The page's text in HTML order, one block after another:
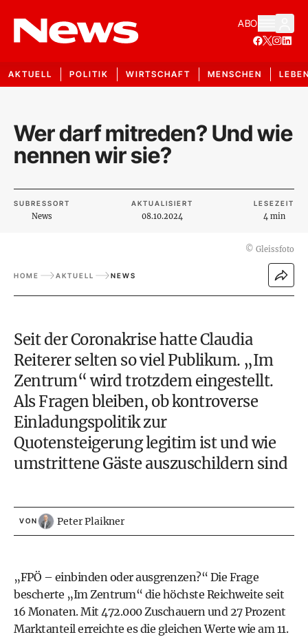
ABO
AKTUELL POLITIK WIRTSCHAFT MENSCHEN
Wer darf mitreden? Und wie
nennen wir sie?
SUBRESSORT
News
AKTUALISIERT
08.10.2024
LESEZEIT
4 min
© Gleissfoto
HOME AKTUELL NEWS
Seit der Coronakrise hatte Claudia
Reiterer selten so viel Publikum. „Im
Zentrum“ wird trotzdem eingestellt.
Als Fragen bleiben, ob kontroverse
Einladungspolitik zur
Quotensteigerung legitim ist und wie
umstrittene Gäste auszuschildern sind
VON Peter Plaikner
„FPÖ – einbinden oder ausgrenzen?“ Die Frage
bescherte „Im Zentrum“ die höchste Reichweite seit
16 Monaten. Mit 472.000 Zuschauern und 27 Prozent
Marktanteil erreichte es die gleichen Werte wie am 11.